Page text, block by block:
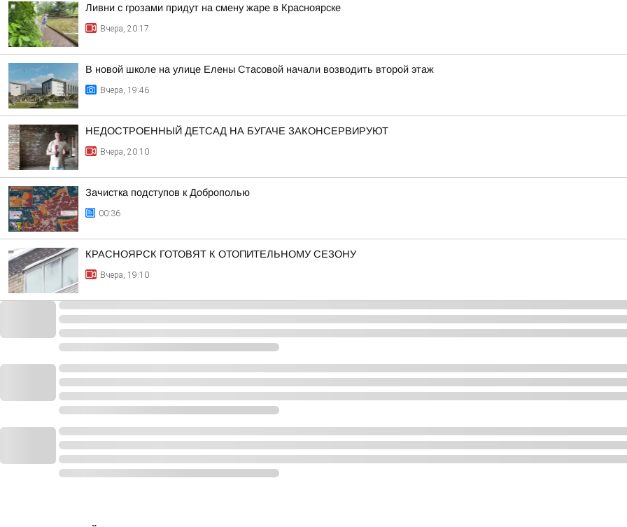
Ливни с грозами придут на смену жаре в Красноярске
Вчера, 20:17
В новой школе на улице Елены Стасовой начали возводить второй этаж
Вчера, 19:46
НЕДОСТРОЕННЫЙ ДЕТСАД НА БУГАЧЕ ЗАКОНСЕРВИРУЮТ
Вчера, 20:10
Зачистка подступов к Доброполью
00:36
КРАСНОЯРСК ГОТОВЯТ К ОТОПИТЕЛЬНОМУ СЕЗОНУ
Вчера, 19:10